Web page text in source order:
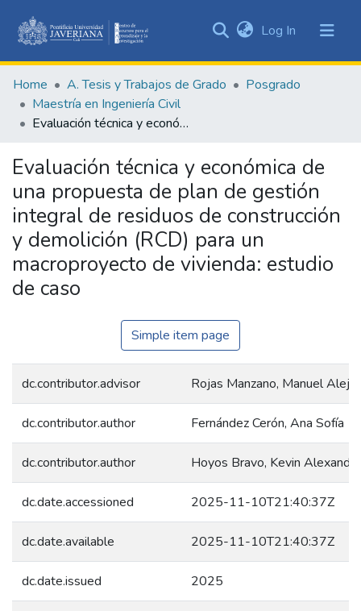
&
Collections
Statistics
Log In (current)
Home A. Tesis y Trabajos de Grado
Posgrado
Maestría en Ingeniería Civil
Evaluación técnica y económica de una propuesta de plan de gestión integral de residuos de construcción y demolición (RCD) para un macroproyecto de vivienda: estudio de caso
Evaluación técnica y económica de
una propuesta de plan de gestión
integral de residuos de construcción
y demolición (RCD) para un
macroproyecto de vivienda: estudio
de caso
Simple item page
dc.contributor.advisor Rojas Manzano, Manuel
dc.contributor.author Fernández Cerón, Ana Sofía
dc.contributor.author Hoyos Bravo, Kevin Alexander
dc.date.accessioned 2025-11-10T21:40:37Z
dc.date.available 2025-11-10T21:40:37Z
dc.date.issued 2025